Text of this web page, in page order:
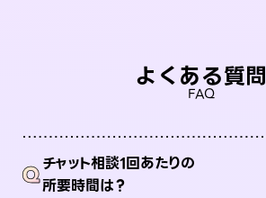
よくある質問
FAQ
Qチャット相談1回あたりの
所要時間は？